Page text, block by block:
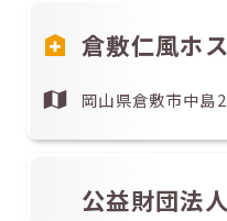
倉敷仁風ホ
岡山県倉敷市中島
公益財団法